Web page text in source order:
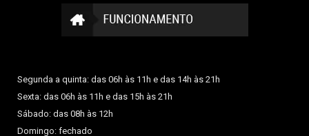
Segunda a quinta: das 06h às 11h e das 14h às 21h
Sexta: das 06h às 11h e das 15h às 21h
Sábado: das 08h às 12h
Domingo: fechado